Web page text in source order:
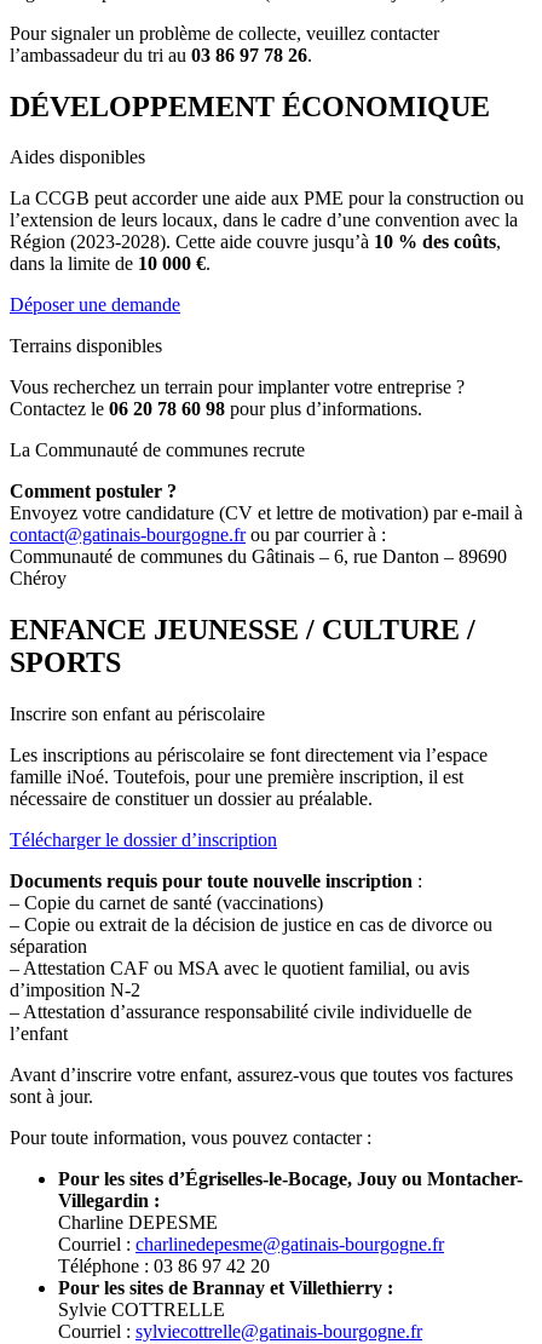
Pour signaler un problème de collecte, veuillez contacter
l’ambassadeur du tri au 03 86 97 78 26.
DÉVELOPPEMENT ÉCONOMIQUE
Aides disponibles
La CCGB peut accorder une aide aux PME pour la construction ou
l’extension de leurs locaux, dans le cadre d’une convention avec la
Région (2023-2028). Cette aide couvre jusqu’à 10 % des coûts,
dans la limite de 10 000 €.
Déposer une demande
Terrains disponibles
Vous recherchez un terrain pour implanter votre entreprise ?
Contactez le 06 20 78 60 98 pour plus d’informations.
La Communauté de communes recrute
Comment postuler ?
Envoyez votre candidature (CV et lettre de motivation) par e-mail à
contact@gatinais-bourgogne.frou par courrier à :
Communauté de communes du Gâtinais – 6, rue Danton – 89690
Chéroy
ENFANCE JEUNESSE / CULTURE /
SPORTS
Inscrire son enfant au périscolaire
Les inscriptions au périscolaire se font directement via l’espace
famille iNoé. Toutefois, pour une première inscription, il est
nécessaire de constituer un dossier au préalable.
Télécharger le dossier d’inscription
Documents requis pour toute nouvelle inscription :
– Copie du carnet de santé (vaccinations)
– Copie ou extrait de la décision de justice en cas de divorce ou
séparation
– Attestation CAF ou MSA avec le quotient familial, ou avis
d’imposition N-2
– Attestation d’assurance responsabilité civile individuelle de
l’enfant
Avant d’inscrire votre enfant, assurez-vous que toutes vos factures
sont à jour.
Pour toute information, vous pouvez contacter :
Pour les sites d’Égriselles-le-Bocage, Jouy ou Montacher-
Villegardin :
Charline DEPESME
Courriel : charlinedepesme@gatinais-bourgogne.fr
Téléphone : 03 86 97 42 20
Pour les sites de Brannay et Villethierry :
Sylvie COTTRELLE
Courriel : sylviecottrelle@gatinais-bourgogne.fr